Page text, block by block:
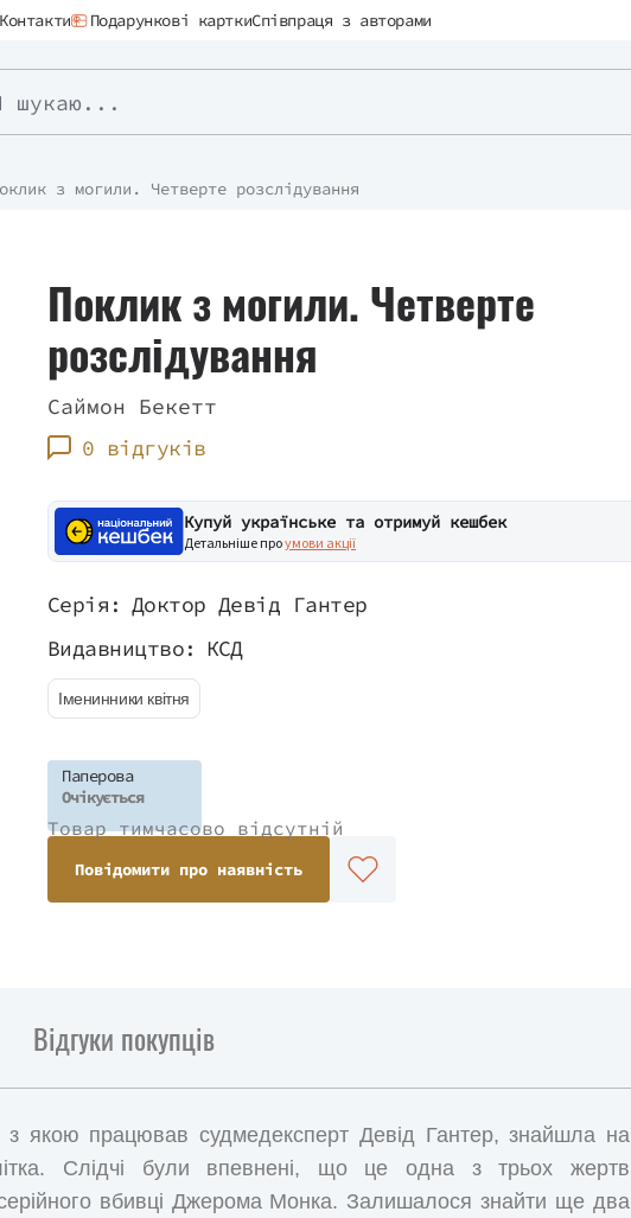
Контакти Подарункові карткиСпівпраця з авторами
з могили. Четверте розслідування
Поклик з могили. Четверте
розслідування
Саймон Бекетт
0 відгуків
Купуй українське та отримуй кешбек
Детальніше проумови акції
Серія: Доктор Девід Гантер
Видавництво: КСД
Іменинники квітня
Паперова
Очікується
Товар тимчасово відсутній
Повідомити про наявність
Відгуки покупців
з якою працював судмедексперт Девід Гантер, знайшла на
Слідчі були впевнені, що це одна з трьох жертв
серійного вбивці Джерома Монка. Залишалося знайти ще два